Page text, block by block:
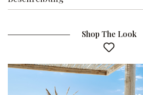
Shop The Look